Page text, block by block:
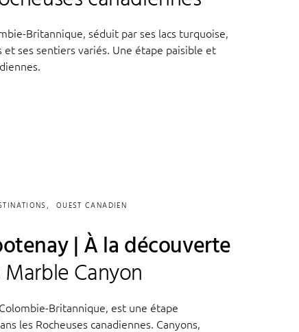
Britannique, séduit par ses lacs turquoise,
et ses sentiers variés. Une étape paisible et
OUEST CANADIEN
| À la découverte
Canyon
Britannique, est une étape
les Rocheuses canadiennes. Canyons,